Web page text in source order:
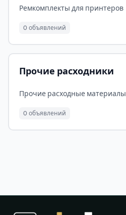
Ремкомплекты для принтеров
0 объявлений
Прочие расходники
Прочие расходные материалы
0 объявлений